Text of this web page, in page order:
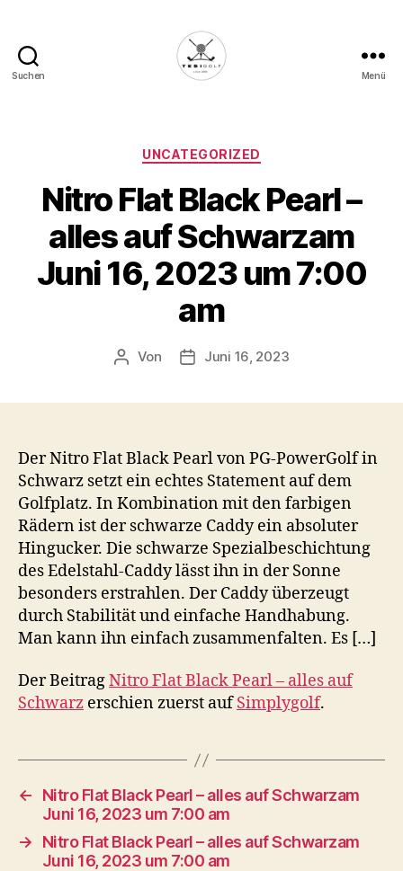
Suchen
Deine
Plattform
für
Golfbegeisterte!
Menü
Kategorien
UNCATEGORIZED
Nitro Flat Black Pearl –
alles auf Schwarzam
Juni 16, 2023 um 7:00
am
Beitragsautor
Von Veröffentlichungsdatum
Juni 16, 2023
Der Nitro Flat Black Pearl von PG-PowerGolf in
Schwarz setzt ein echtes Statement auf dem
Golfplatz. In Kombination mit den farbigen
Rädern ist der schwarze Caddy ein absoluter
Hingucker. Die schwarze Spezialbeschichtung
des Edelstahl-Caddy lässt ihn in der Sonne
besonders erstrahlen. Der Caddy überzeugt
durch Stabilität und einfache Handhabung.
Man kann ihn einfach zusammenfalten. Es […]
Der BeitragNitro Flat Black Pearl – alles auf
Schwarz erschien zuerst aufSimplygolf.
←
Nitro Flat Black Pearl – alles auf Schwarzam
Juni 16, 2023 um 7:00 am
→
Nitro Flat Black Pearl – alles auf Schwarzam
Juni 16, 2023 um 7:00 am